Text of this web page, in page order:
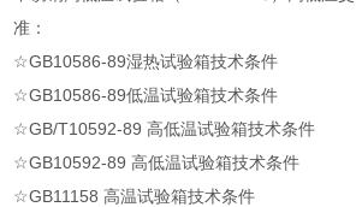
准：
☆GB10586-89湿热试验箱技术条件
☆GB10586-89低温试验箱技术条件
☆GB/T10592-89 高低温试验箱技术条件
☆GB10592-89 高低温试验箱技术条件
☆GB11158 高温试验箱技术条件